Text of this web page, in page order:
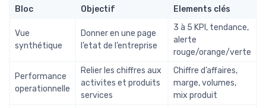
Bloc Objectif Elements clés
Vue
synthétique
Donner en une page
l’etat de l’entreprise
3 à 5 KPI, tendance,
alerte
rouge/orange/verte
Performance
operationnelle
Relier les chiffres aux
activites et produits
services
Chiffre d’affaires,
marge, volumes,
mix produit